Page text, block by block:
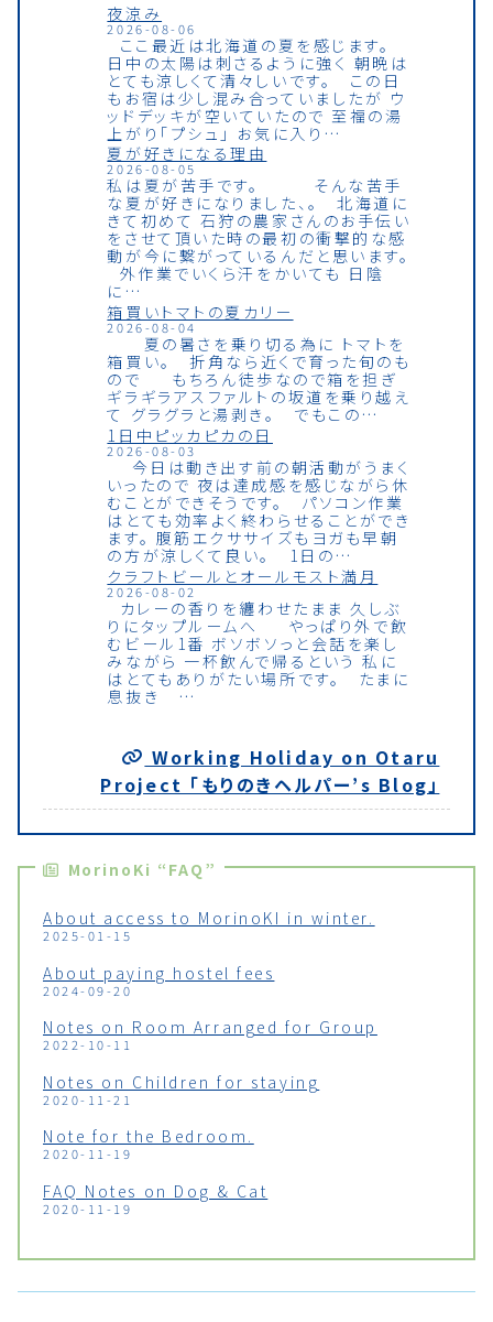
夜涼み
2026-08-06
ここ最近は北海道の夏を感じます。
日中の太陽は刺さるように強く 朝晩は
とても涼しくて清々しいです。 この日
もお宿は少し混み合っていましたが ウ
ッドデッキが空いていたので 至福の湯
上がり「プシュ」 お気に入り…
夏が好きになる理由
2026-08-05
私は夏が苦手です。 そんな苦手
な夏が好きになりました、。 北海道に
きて初めて 石狩の農家さんのお手伝い
をさせて頂いた時の最初の衝撃的な感
動が今に繋がっているんだと思います。
外作業でいくら汗をかいても 日陰
に…
箱買いトマトの夏カリー
2026-08-04
夏の暑さを乗り切る為に トマトを
箱買い。 折角なら近くで育った旬のも
ので もちろん徒歩なので箱を担ぎ
ギラギラアスファルトの坂道を乗り越え
て グラグラと湯剥き。 でもこの…
1日中ピッカピカの日
2026-08-03
今日は動き出す前の朝活動がうまく
いったので 夜は達成感を感じながら休
むことができそうです。 パソコン作業
はとても効率よく終わらせることができ
ます。 腹筋エクササイズもヨガも早朝
の方が涼しくて良い。 1日の…
クラフトビールとオールモスト満月
2026-08-02
カレーの香りを纏わせたまま 久しぶ
りにタップルームへ やっぱり外で飲
むビール1番 ボソボソっと会話を楽し
みながら 一杯飲んで帰るという 私に
はとてもありがたい場所です。 たまに
息抜き …
Working Holiday on Otaru
Project 「もりのきヘルパー’s Blog」
MorinoKi “FAQ”
About access to MorinoKI in winter.
2025-01-15
About paying hostel fees
2024-09-20
Notes on Room Arranged for Group
2022-10-11
Notes on Children for staying
2020-11-21
Note for the Bedroom.
2020-11-19
FAQ Notes on Dog & Cat
2020-11-19